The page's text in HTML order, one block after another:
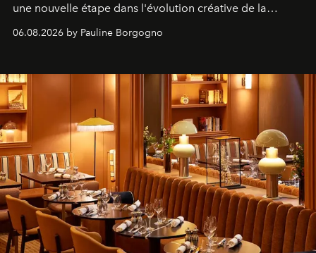
une nouvelle étape dans l'évolution créative de la
06.08.2026 by Pauline Borgogno